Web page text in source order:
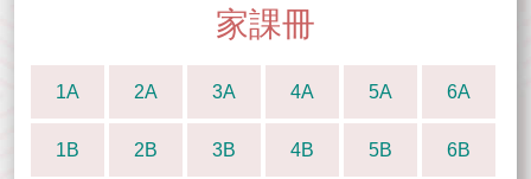
家課冊
1A 2A 3A 4A 5A 6A
1B 2B 3B 4B 5B 6B